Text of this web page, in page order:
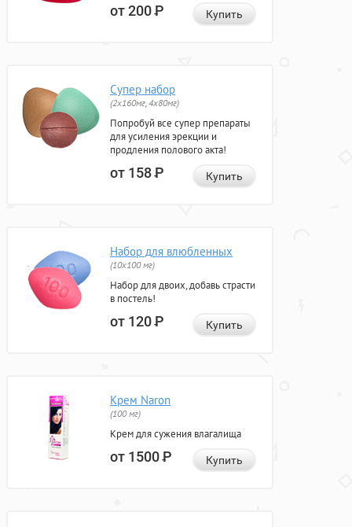
от 200Р Купить
Супер набор
(2х160мг, 4х80мг)
Попробуй все супер препараты
для усиления эрекции и
продления полового акта!
от 158Р Купить
Набор для влюбленных
(10х100 мг)
Набор для двоих, добавь страсти
в постель!
от 120Р Купить
Крем Naron
(100 мг)
Крем для сужения влагалища
от 1500Р Купить